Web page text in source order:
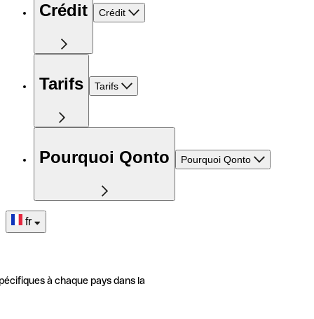
Crédit Crédit
Tarifs Tarifs
Pourquoi Qonto Pourquoi Qonto
fr
à chaque pays dans la